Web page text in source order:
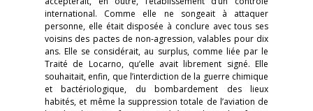
international. Comme elle ne songeait à attaquer
personne, elle était disposée à conclure avec tous ses
voisins des pactes de non-agression, valables pour dix
ans. Elle se considérait, au surplus, comme liée par le
Traité de Locarno, qu’elle avait librement signé. Elle
souhaitait, enfin, que l’interdiction de la guerre chimique
et bactériologique, du bombardement des lieux
habités, et même la suppression totale de l’aviation de